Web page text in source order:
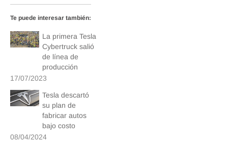
Te puede interesar también:
La primera Tesla
Cybertruck salió
de línea de
producción
17/07/2023
Tesla descartó
su plan de
fabricar autos
bajo costo
08/04/2024